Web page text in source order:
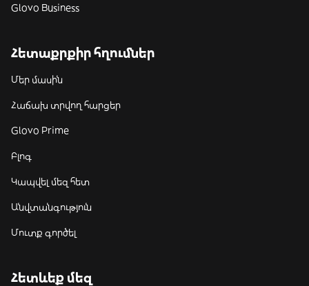
Glovo Business
Հետաքրքիր հղումներ
Մեր մասին
Հաճախ տրվող հարցեր
Glovo Prime
Բլոգ
Կապվել մեզ հետ
Անվտանգություն
Մուտք գործել
Հետևեք մեզ